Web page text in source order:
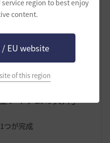
region to best enjoy
content.
/ EU website
of this region
ムを発掘可能
サバ風に調整するなら：
アイテムの欠片」
つが完成